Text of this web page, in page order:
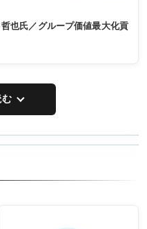
也氏／グループ価値最大化貢
む